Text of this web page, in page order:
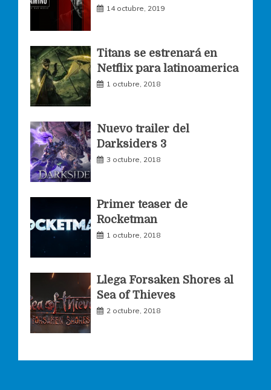
b
o
o
a
g
m
t
r
14 octubre, 2019
Titans se estrenará en
Netflix para latinoamerica
1 octubre, 2018
Nuevo trailer del
Darksiders 3
3 octubre, 2018
Primer teaser de
Rocketman
1 octubre, 2018
Llega Forsaken Shores al
Sea of Thieves
2 octubre, 2018